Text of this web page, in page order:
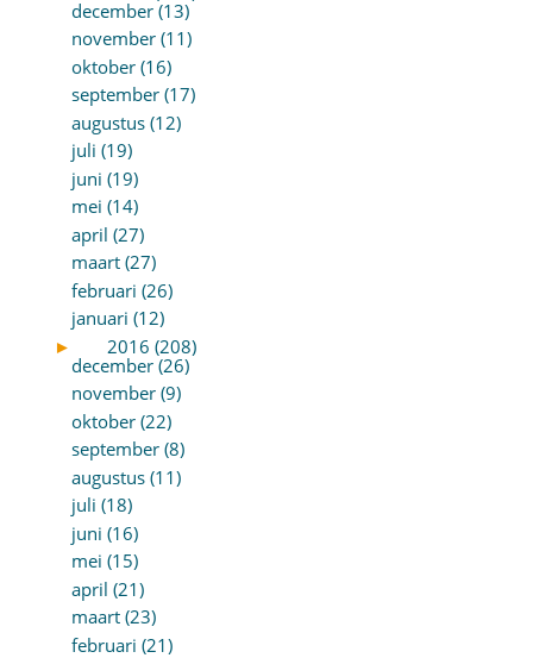
december (13)
november (11)
oktober (16)
september (17)
augustus (12)
juli (19)
juni (19)
mei (14)
april (27)
maart (27)
februari (26)
januari (12)
►
2016 (208)
december (26)
november (9)
oktober (22)
september (8)
augustus (11)
juli (18)
juni (16)
mei (15)
april (21)
maart (23)
februari (21)